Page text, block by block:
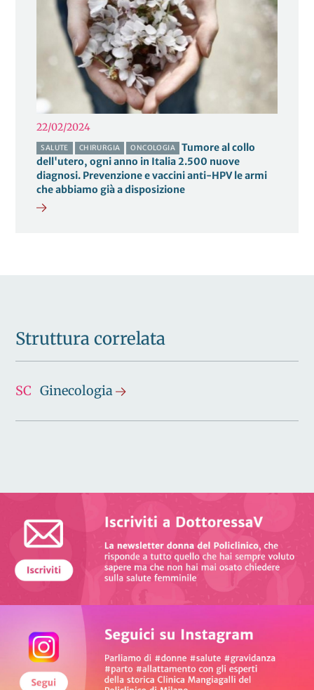
22/02/2024
SALUTE CHIRURGIA ONCOLOGIA
Tumore al collo
dell'utero, ogni anno in Italia 2.500 nuove
diagnosi. Prevenzione e vaccini anti-HPV le armi
che abbiamo già a disposizione
Struttura correlata
SC Ginecologia